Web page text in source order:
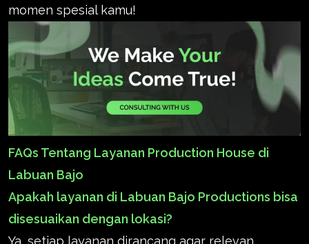
momen spesial kamu!
FAQs Tentang Layanan Production House di
Labuan Bajo
Apakah layanan di Labuan Bajo Productions bisa
disesuaikan dengan lokasi?
Ya, setiap layanan dirancang agar relevan